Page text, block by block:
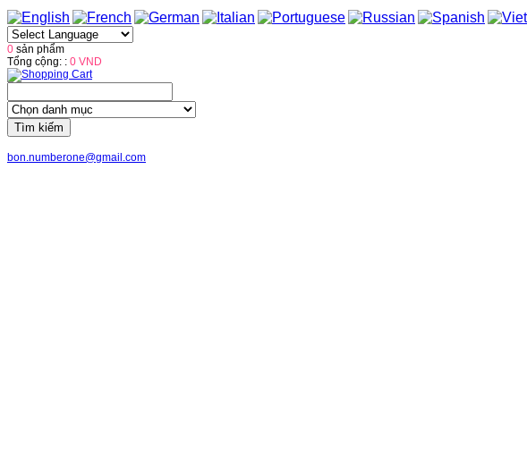
0 sản phẩm
Tổng cộng: : 0 VND
Tìm kiếm
bon.numberone@gmail.com